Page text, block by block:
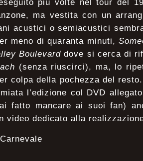
più volte nel tour del
ma vestita con un
acustici o semiacustici
meno di quaranta minuti,
Boulevarddove si cerca di
(senza riuscirci), ma, lo
colpa della pochezza del
l’edizione col DVD
fatto mancare ai suoi fan)
video dedicato alla